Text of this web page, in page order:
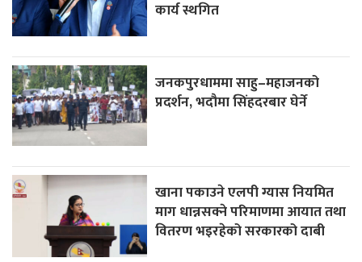
कार्य स्थगित
जनकपुरधाममा साहु–महाजनको
प्रदर्शन, भदौमा सिंहदरबार घेर्ने
खाना पकाउने एलपी ग्यास नियमित
माग धान्नसक्ने परिमाणमा आयात तथा
वितरण भइरहेको सरकारको दाबी